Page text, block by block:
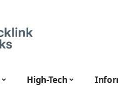
High-Tech